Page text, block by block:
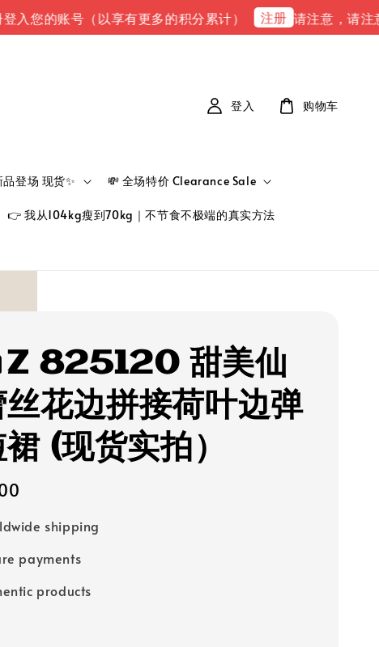
的账号（以享有更多的积分累计） 注册 请注意，请注意 下
品登场 现货✨ 💸 全场特价 Clearance Sale
👉 我从104kg瘦到70kg｜不节食不极端的真实方法
登入 购物车
825120 甜美仙
花边拼接荷叶边弹
(现货实拍）
shipping
payments
products